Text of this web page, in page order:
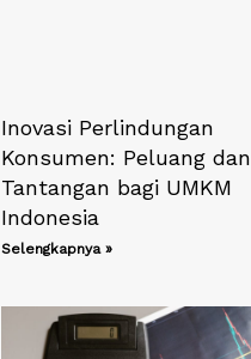
Inovasi Perlindungan
Konsumen: Peluang dan
Tantangan bagi UMKM
Indonesia
Selengkapnya »